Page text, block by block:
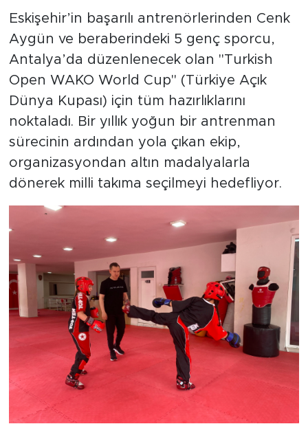
Eskişehir’in başarılı antrenörlerinden Cenk
Aygün ve beraberindeki 5 genç sporcu,
Antalya’da düzenlenecek olan "Turkish
Open WAKO World Cup" (Türkiye Açık
Dünya Kupası) için tüm hazırlıklarını
noktaladı. Bir yıllık yoğun bir antrenman
sürecinin ardından yola çıkan ekip,
organizasyondan altın madalyalarla
dönerek milli takıma seçilmeyi hedefliyor.